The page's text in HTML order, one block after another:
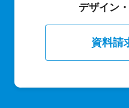
デザイン
資料請